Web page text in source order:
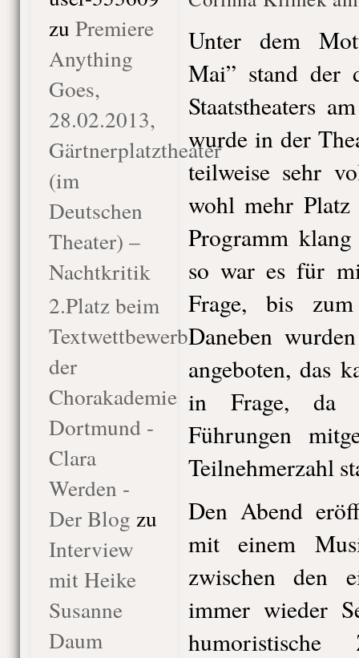
zu Premiere
Anything
Goes,
28.02.2013,
Gärtnerplatztheater
(im
Deutschen
Theater) –
Nachtkritik
2.Platz beim
Textwettbewerb
der
Chorakademie
Dortmund -
Clara
Werden -
Der Blog zu
Interview
mit Heike
Susanne
Daum
Unter dem
Mai” stand der
Staatstheaters
wurde in der
teilweise sehr
wohl mehr Platz
Programm
so war es für
Frage, bis
Daneben
angeboten, das
in Frage, da
Führungen
Teilnehmerzahl
Den Abend
mit einem
zwischen den
immer wieder
humoristische